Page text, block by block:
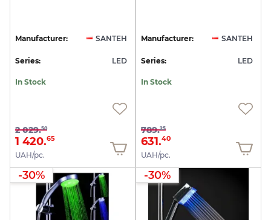
Manufacturer: SANTEH
Series: LED
In Stock
2 029.50
1 420.65
UAH/pc.
Manufacturer: SANTEH
Series: LED
In Stock
789.25
631.40
UAH/pc.
-30% -30%